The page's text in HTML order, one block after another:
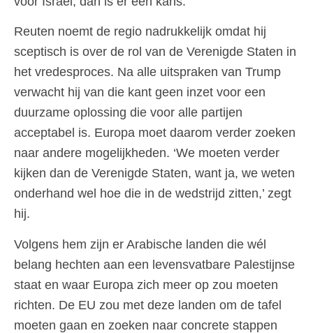
Reuten noemt de regio nadrukkelijk omdat hij
sceptisch is over de rol van de Verenigde Staten in
het vredesproces. Na alle uitspraken van Trump
verwacht hij van die kant geen inzet voor een
duurzame oplossing die voor alle partijen
acceptabel is. Europa moet daarom verder zoeken
naar andere mogelijkheden. ‘We moeten verder
kijken dan de Verenigde Staten, want ja, we weten
onderhand wel hoe die in de wedstrijd zitten,’ zegt
hij.
Volgens hem zijn er Arabische landen die wél
belang hechten aan een levensvatbare Palestijnse
staat en waar Europa zich meer op zou moeten
richten. De EU zou met deze landen om de tafel
moeten gaan en zoeken naar concrete stappen